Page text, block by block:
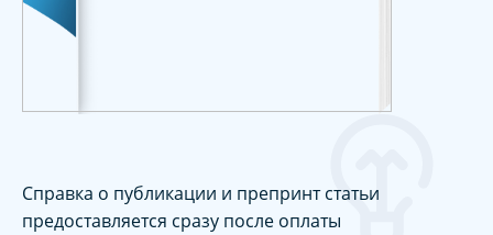
Справка о публикации и препринт статьи
предоставляется сразу после оплаты